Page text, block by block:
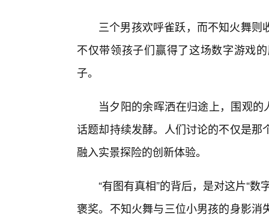
三个男孩欢呼雀跃，而不知火舞
不仅带领孩子们赢得了这场数字游戏
子。
当夕阳的余晖洒在归途上，围观
话题却持续发酵。人们讨论的不仅是
融入实景探险的创新体验。
“有图有真相”的背后，是对这片“
褒奖。不知火舞与三位小男孩的身影